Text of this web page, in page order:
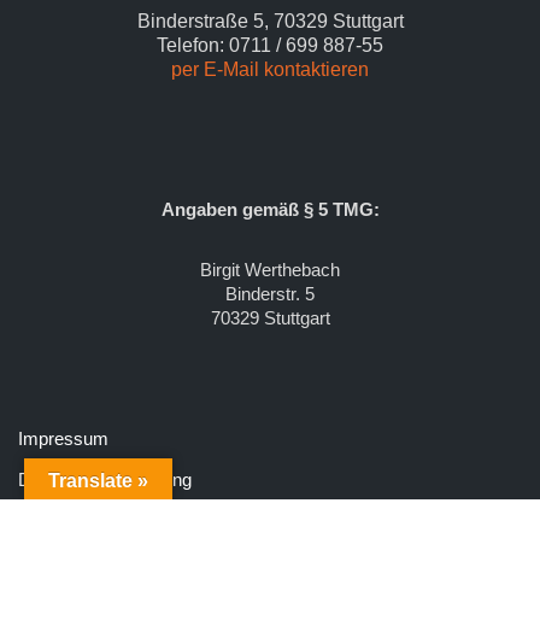
Binderstraße 5, 70329 Stuttgart
Telefon: 0711 / 699 887-55
per E-Mail kontaktieren
Angaben gemäß § 5 TMG:
Birgit Werthebach
Binderstr. 5
70329 Stuttgart
Impressum
Datenschutzerklärung
Translate »